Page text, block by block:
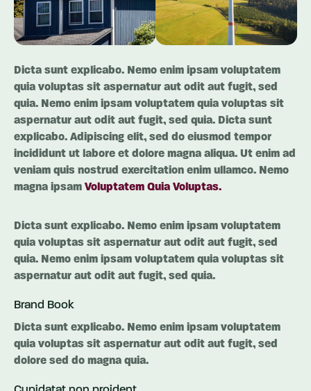
Dicta sunt explicabo. Nemo enim ipsam voluptatem
quia voluptas sit aspernatur aut odit aut fugit, sed
quia. Nemo enim ipsam voluptatem quia voluptas sit
aspernatur aut odit aut fugit, sed quia. Dicta sunt
explicabo. Adipiscing elit, sed do eiusmod tempor
incididunt ut labore et dolore magna aliqua. Ut enim ad
veniam quis nostrud exercitation enim ullamco. Nemo
magna ipsam Voluptatem Quia Voluptas.
Dicta sunt explicabo. Nemo enim ipsam voluptatem
quia voluptas sit aspernatur aut odit aut fugit, sed
quia. Nemo enim ipsam voluptatem quia voluptas sit
aspernatur aut odit aut fugit, sed quia.
Brand Book
Dicta sunt explicabo. Nemo enim ipsam voluptatem
quia voluptas sit aspernatur aut odit aut fugit, sed
dolore sed do magna quia.